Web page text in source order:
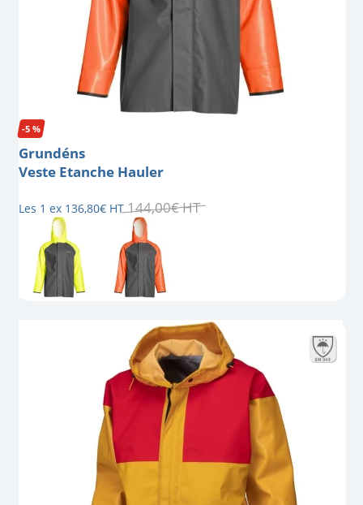
-5 %
Grundéns
Veste Etanche Hauler
Les 1 ex 136,80€ HT 144,00€HT